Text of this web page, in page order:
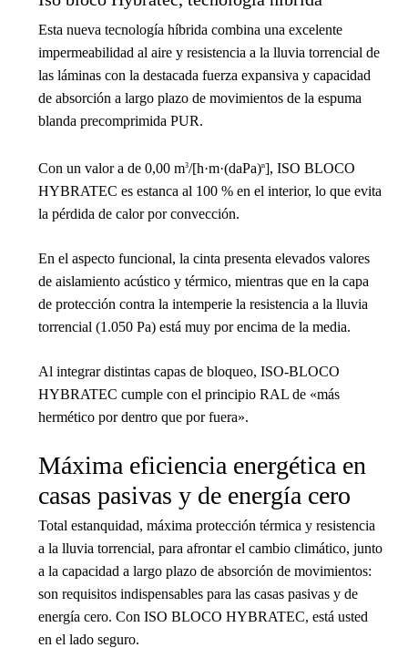
Esta nueva tecnología híbrida combina una excelente
impermeabilidad al aire y resistencia a la lluvia torrencial de
las láminas con la destacada fuerza expansiva y capacidad
de absorción a largo plazo de movimientos de la espuma
blanda precomprimida PUR.
Con un valor a de 0,00 m3/[h·m·(daPa)n], ISO BLOCO
HYBRATEC es estanca al 100 % en el interior, lo que evita
la pérdida de calor por convección.
En el aspecto funcional, la cinta presenta elevados valores
de aislamiento acústico y térmico, mientras que en la capa
de protección contra la intemperie la resistencia a la lluvia
torrencial (1.050 Pa) está muy por encima de la media.
Al integrar distintas capas de bloqueo, ISO-BLOCO
HYBRATEC cumple con el principio RAL de «más
hermético por dentro que por fuera».
Máxima eficiencia energética en
casas pasivas y de energía cero
Total estanquidad, máxima protección térmica y resistencia
a la lluvia torrencial, para afrontar el cambio climático, junto
a la capacidad a largo plazo de absorción de movimientos:
son requisitos indispensables para las casas pasivas y de
energía cero. Con ISO BLOCO HYBRATEC, está usted
en el lado seguro.